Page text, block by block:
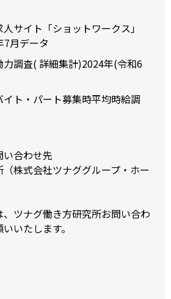
サイト「ショットワークス」
7月データ
調査( 詳細集計)2024年(令和6
イト・パート募集時平均時給調
合わせ先
株式会社ツナググループ・ホー
ツナグ働き方研究所お問い合わ
いたします。